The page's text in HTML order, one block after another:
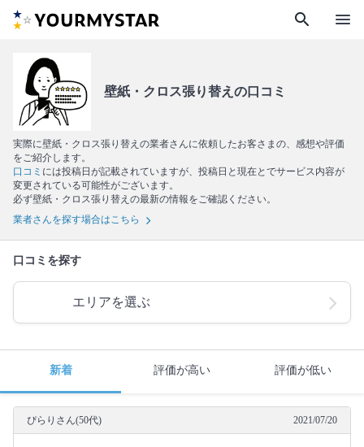
search menu
壁紙・クロス張り替えの口コミ
実際に壁紙・クロス張り替えの業者さんに依頼したお客さまの、感想や評価
をご紹介します。
口コミ には投稿日が記載されていますが、投稿日と現在とでサービス内容が
変更されている可能性がございます。
必ず壁紙・クロス張り替えの最新の情報をご確認ください。
業者さんを探す場合はこちら
口コミを探す
エリアを選ぶ
新着 評価が高い 評価が低い
ぴらりさん(50代) 2021/07/20